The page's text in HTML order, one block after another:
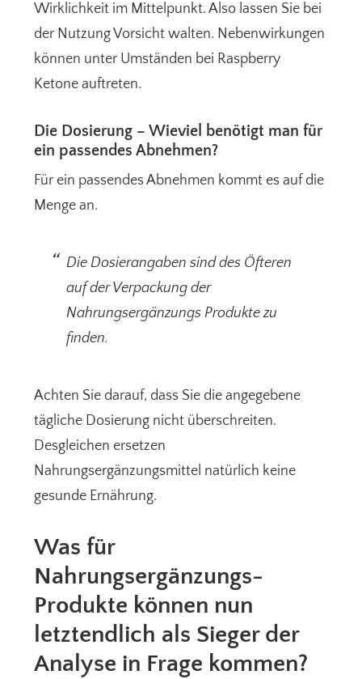
Wirklichkeit im Mittelpunkt. Also lassen Sie bei
der Nutzung Vorsicht walten. Nebenwirkungen
können unter Umständen bei Raspberry
Ketone auftreten.
Die Dosierung – Wieviel benötigt man für
ein passendes Abnehmen?
Für ein passendes Abnehmen kommt es auf die
Menge an.
Die Dosierangaben sind des Öfteren
auf der Verpackung der
Nahrungsergänzungs Produkte zu
finden.
Achten Sie darauf, dass Sie die angegebene
tägliche Dosierung nicht überschreiten.
Desgleichen ersetzen
Nahrungsergänzungsmittel natürlich keine
gesunde Ernährung.
Was für
Nahrungsergänzungs-
Produkte können nun
letztendlich als Sieger der
Analyse in Frage kommen?